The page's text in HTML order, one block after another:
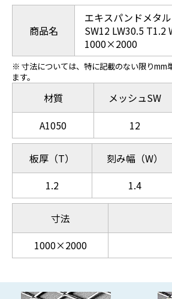
商品名
エキスパンドメタル
SW12 LW30.5 T1.2
1000×2000
※ 寸法については、特に記載のない限りmm
ます。
材質
A1050
メッシュSW
12
板厚（T）
1.2
刻み幅（W）
1.4
寸法
1000×2000